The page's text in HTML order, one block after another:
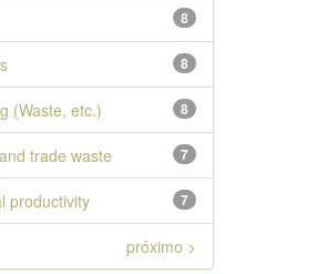
8
8
8
(Waste, etc.)
7
trade waste
7
productivity
próximo >